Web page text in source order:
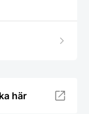
här